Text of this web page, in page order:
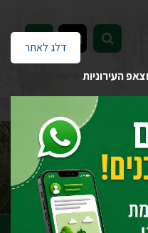
העירוניות
דלג לאתר EN